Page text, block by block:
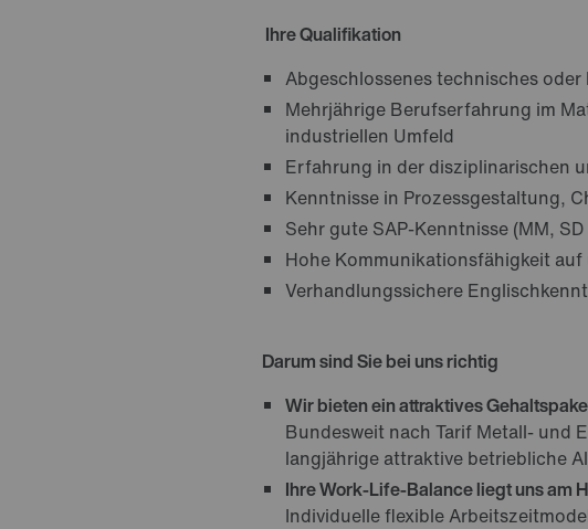
Ihre Qualifikation
Abgeschlossenes technisches
Mehrjährige Berufserfahrung im
industriellen Umfeld
Erfahrung in der disziplinarischen
Kenntnisse in Prozessgestaltung,
Sehr gute SAP-Kenntnisse (MM,
Hohe Kommunikationsfähigkeit
Verhandlungssichere
Darum sind Sie bei uns richtig
Wir bieten ein attraktives
Bundesweit nach Tarif Metall- und
langjährige attraktive betriebliche
Ihre Work-Life-Balance liegt uns am
Individuelle flexible